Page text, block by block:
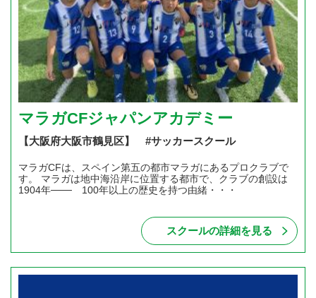
マラガCFジャパンアカデミー
【大阪府大阪市鶴見区】 #サッカースクール
マラガCFは、スペイン第五の都市マラガにあるプロクラブで
す。 マラガは地中海沿岸に位置する都市で、クラブの創設は
1904年─── 100年以上の歴史を持つ由緒・・・
スクールの詳細を見る